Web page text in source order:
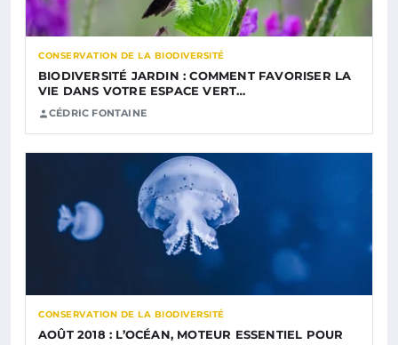
CONSERVATION DE LA BIODIVERSITÉ
BIODIVERSITÉ JARDIN : COMMENT FAVORISER LA
VIE DANS VOTRE ESPACE VERT…
CÉDRIC FONTAINE
CONSERVATION DE LA BIODIVERSITÉ
AOÛT 2018 : L’OCÉAN, MOTEUR ESSENTIEL POUR